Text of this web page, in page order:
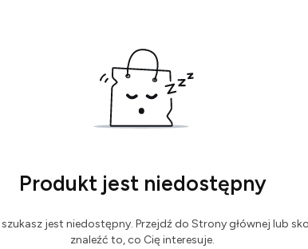
Produkt jest niedostępny
jest niedostępny. Przejdź do Strony głównej lub
znaleźć to, co Cię interesuje.